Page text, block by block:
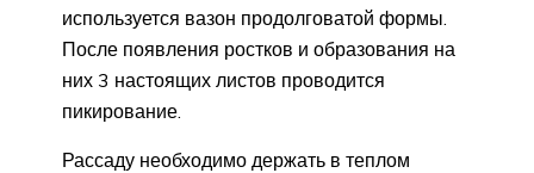
используется вазон продолговатой формы.
После появления ростков и образования на
них 3 настоящих листов проводится
пикирование.
Рассаду необходимо держать в теплом